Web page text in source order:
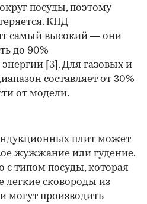
посуды, поэтому
КПД
самый высокий — они
до 90%
[3] . Для газовых и
составляет от 30%
от модели.
плит может
жужжание или гудение.
с типом посуды, которая
легкие сковороды из
могут производить